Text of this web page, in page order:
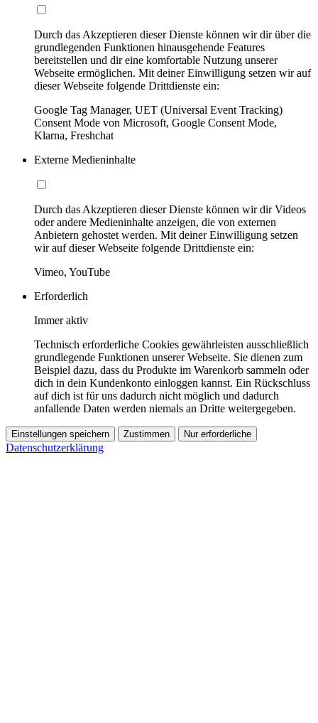
Durch das Akzeptieren dieser Dienste können wir dir über die
grundlegenden Funktionen hinausgehende Features
bereitstellen und dir eine komfortable Nutzung unserer
Webseite ermöglichen. Mit deiner Einwilligung setzen wir auf
dieser Webseite folgende Drittdienste ein:
Google Tag Manager, UET (Universal Event Tracking)
Consent Mode von Microsoft, Google Consent Mode,
Klarna, Freshchat
Externe Medieninhalte
Durch das Akzeptieren dieser Dienste können wir dir Videos
oder andere Medieninhalte anzeigen, die von externen
Anbietern gehostet werden. Mit deiner Einwilligung setzen
wir auf dieser Webseite folgende Drittdienste ein:
Vimeo, YouTube
Erforderlich
Immer aktiv
Technisch erforderliche Cookies gewährleisten ausschließlich
grundlegende Funktionen unserer Webseite. Sie dienen zum
Beispiel dazu, dass du Produkte im Warenkorb sammeln oder
dich in dein Kundenkonto einloggen kannst. Ein Rückschluss
auf dich ist für uns dadurch nicht möglich und dadurch
anfallende Daten werden niemals an Dritte weitergegeben.
Einstellungen speichern Zustimmen Nur erforderliche
Datenschutzerklärung